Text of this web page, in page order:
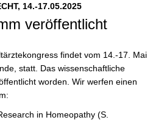
14.-17.05.2025
veröffentlicht
findet vom 14.-17. Mai
statt. Das wissenschaftliche
worden. Wir werfen einen
in Homeopathy (S.